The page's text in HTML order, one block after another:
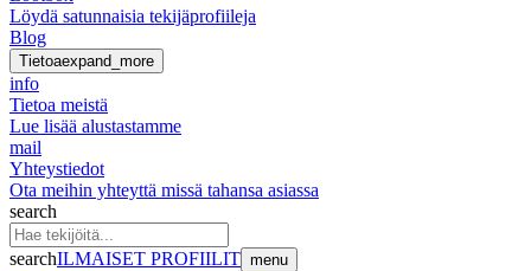
Löydä satunnaisia tekijäprofiileja
Blog
Tietoaexpand_more
info
Tietoa meistä
Lue lisää alustastamme
mail
Yhteystiedot
Ota meihin yhteyttä missä tahansa asiassa
search
searchILMAISET PROFIILIT menu